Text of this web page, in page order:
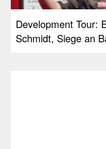
Development Tour:
Schmidt, Siege an